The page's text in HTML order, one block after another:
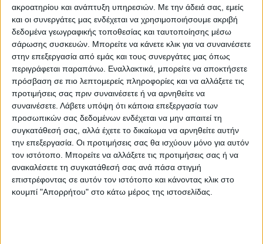
ακροατηρίου και ανάπτυξη υπηρεσιών. Με την άδειά σας, εμείς
και οι συνεργάτες μας ενδέχεται να χρησιμοποιήσουμε ακριβή
δεδομένα γεωγραφικής τοποθεσίας και ταυτοποίησης μέσω
σάρωσης συσκευών. Μπορείτε να κάνετε κλικ για να συναινέσετε
στην επεξεργασία από εμάς και τους συνεργάτες μας όπως
περιγράφεται παραπάνω. Εναλλακτικά, μπορείτε να αποκτήσετε
πρόσβαση σε πιο λεπτομερείς πληροφορίες και να αλλάξετε τις
προτιμήσεις σας πριν συναινέσετε ή να αρνηθείτε να
συναινέσετε. Λάβετε υπόψη ότι κάποια επεξεργασία των
προσωπικών σας δεδομένων ενδέχεται να μην απαιτεί τη
συγκατάθεσή σας, αλλά έχετε το δικαίωμα να αρνηθείτε αυτήν
την επεξεργασία. Οι προτιμήσεις σας θα ισχύουν μόνο για αυτόν
τον ιστότοπο. Μπορείτε να αλλάξετε τις προτιμήσεις σας ή να
ανακαλέσετε τη συγκατάθεσή σας ανά πάσα στιγμή
επιστρέφοντας σε αυτόν τον ιστότοπο και κάνοντας κλικ στο
κουμπί "Απορρήτου" στο κάτω μέρος της ιστοσελίδας.
ΠΡΟΗΓΟΥΜΕΝΟ ΑΡΘΡΟ
Ο πρώτος γάμος στο «πάρκο
της αγάπης»
ΕΠΟΜΕΝΟ ΑΡΘΡΟ
Α.Σκέρτσος: «Ετοιμάζουμε
κυρώσεις στους
ανεμβολίαστους- Θα
περιορίσουμε τη διασκέδαση,
εργασία - κοινωνική ζωή»